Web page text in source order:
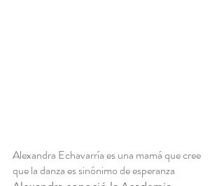
Alexandra Echavarría es una mamá que cree
que la danza es sinónimo de esperanza